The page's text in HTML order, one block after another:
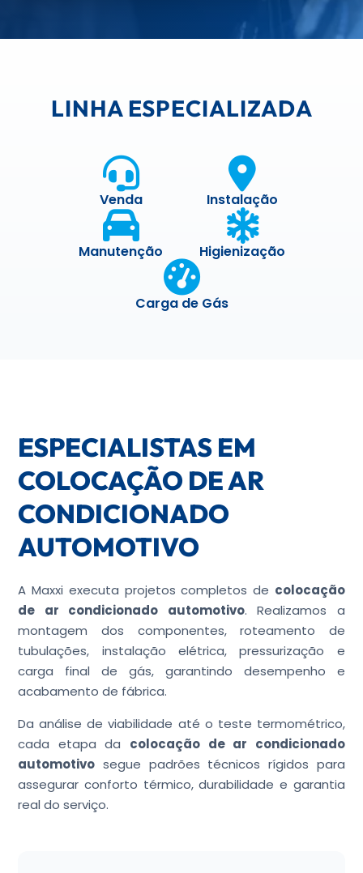
LINHA ESPECIALIZADA
Venda Instalação
Manutenção Higienização
Carga de Gás
ESPECIALISTAS EM
COLOCAÇÃO DE AR
CONDICIONADO
AUTOMOTIVO
A Maxxi executa projetos completos de colocação
de ar condicionado automotivo. Realizamos a
montagem dos componentes, roteamento de
tubulações, instalação elétrica, pressurização e
carga final de gás, garantindo desempenho e
acabamento de fábrica.
Da análise de viabilidade até o teste termométrico,
cada etapa da colocação de ar condicionado
automotivo segue padrões técnicos rígidos para
assegurar conforto térmico, durabilidade e garantia
real do serviço.